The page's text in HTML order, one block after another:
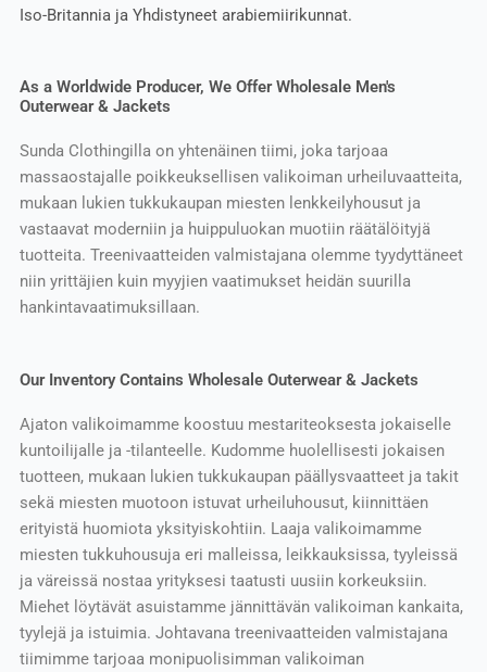
Iso-Britannia ja Yhdistyneet arabiemiirikunnat.
As a Worldwide Producer, We Offer Wholesale Men's
Outerwear & Jackets
Sunda Clothingilla on yhtenäinen tiimi, joka tarjoaa
massaostajalle poikkeuksellisen valikoiman urheiluvaatteita,
mukaan lukien tukkukaupan miesten lenkkeilyhousut ja
vastaavat moderniin ja huippuluokan muotiin räätälöityjä
tuotteita. Treenivaatteiden valmistajana olemme tyydyttäneet
niin yrittäjien kuin myyjien vaatimukset heidän suurilla
hankintavaatimuksillaan.
Our Inventory Contains Wholesale Outerwear & Jackets
Ajaton valikoimamme koostuu mestariteoksesta jokaiselle
kuntoilijalle ja -tilanteelle. Kudomme huolellisesti jokaisen
tuotteen, mukaan lukien tukkukaupan päällysvaatteet ja takit
sekä miesten muotoon istuvat urheiluhousut, kiinnittäen
erityistä huomiota yksityiskohtiin. Laaja valikoimamme
miesten tukkuhousuja eri malleissa, leikkauksissa, tyyleissä
ja väreissä nostaa yrityksesi taatusti uusiin korkeuksiin.
Miehet löytävät asuistamme jännittävän valikoiman kankaita,
tyylejä ja istuimia. Johtavana treenivaatteiden valmistajana
tiimimme tarjoaa monipuolisimman valikoiman